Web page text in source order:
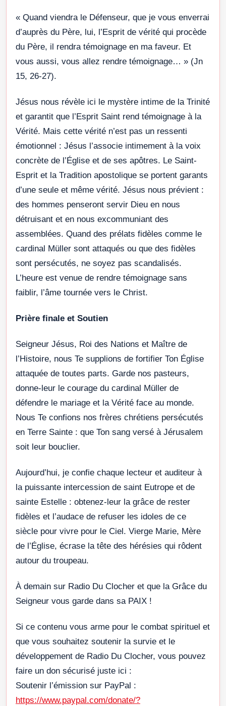
« Quand viendra le Défenseur, que je vous enverrai
d’auprès du Père, lui, l’Esprit de vérité qui procède
du Père, il rendra témoignage en ma faveur. Et
vous aussi, vous allez rendre témoignage… » (Jn
15, 26-27).
Jésus nous révèle ici le mystère intime de la Trinité
et garantit que l’Esprit Saint rend témoignage à la
Vérité. Mais cette vérité n’est pas un ressenti
émotionnel : Jésus l’associe intimement à la voix
concrète de l’Église et de ses apôtres. Le Saint-
Esprit et la Tradition apostolique se portent garants
d’une seule et même vérité. Jésus nous prévient :
des hommes penseront servir Dieu en nous
détruisant et en nous excommuniant des
assemblées. Quand des prélats fidèles comme le
cardinal Müller sont attaqués ou que des fidèles
sont persécutés, ne soyez pas scandalisés.
L’heure est venue de rendre témoignage sans
faiblir, l’âme tournée vers le Christ.
Prière finale et Soutien
Seigneur Jésus, Roi des Nations et Maître de
l’Histoire, nous Te supplions de fortifier Ton Église
attaquée de toutes parts. Garde nos pasteurs,
donne-leur le courage du cardinal Müller de
défendre le mariage et la Vérité face au monde.
Nous Te confions nos frères chrétiens persécutés
en Terre Sainte : que Ton sang versé à Jérusalem
soit leur bouclier.
Aujourd’hui, je confie chaque lecteur et auditeur à
la puissante intercession de saint Eutrope et de
sainte Estelle : obtenez-leur la grâce de rester
fidèles et l’audace de refuser les idoles de ce
siècle pour vivre pour le Ciel. Vierge Marie, Mère
de l’Église, écrase la tête des hérésies qui rôdent
autour du troupeau.
À demain sur Radio Du Clocher et que la Grâce du
Seigneur vous garde dans sa PAIX !
Si ce contenu vous arme pour le combat spirituel et
que vous souhaitez soutenir la survie et le
développement de Radio Du Clocher, vous pouvez
faire un don sécurisé juste ici :
Soutenir l’émission sur PayPal :
https://www.paypal.com/donate/?